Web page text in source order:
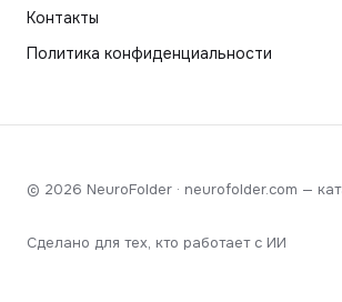
Контакты
Политика конфиденциальности
© 2026 NeuroFolder · neurofolder.com —
Сделано для тех, кто работает с ИИ